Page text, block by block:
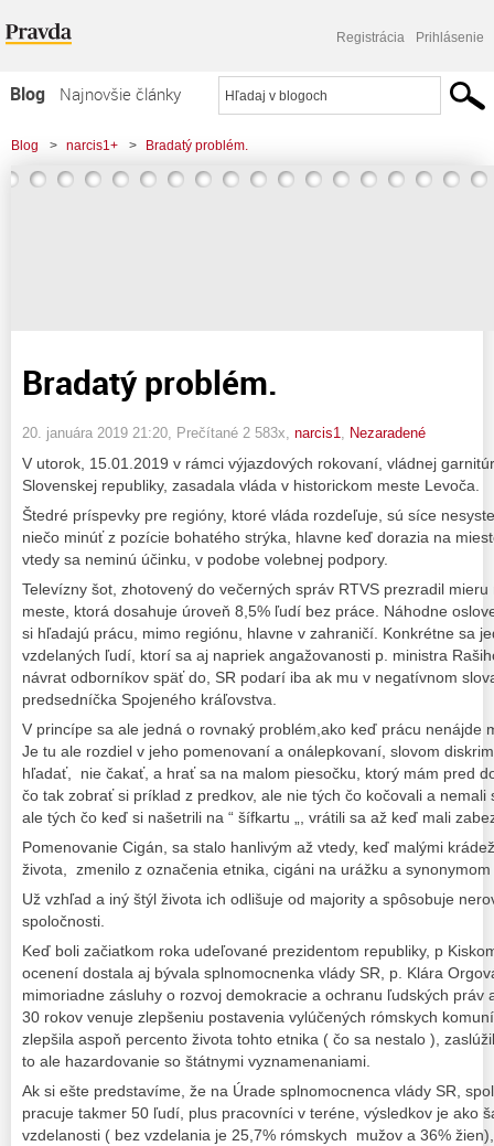
Registrácia Prihlásenie
Blog
Najnovšie články
Najčítanejšie články
Najkomentovanejšie články
Blog > narcis1+ > Bradatý problém.
Bradatý problém.
20. januára 2019 21:20 , Prečítané 2 583x, narcis1 Nezaradené
V utorok, 15.01.2019 v rámci výjazdových rokovaní, vládnej
Slovenskej republiky, zasadala vláda v historickom meste Levoča.
Štedré príspevky pre regióny, ktoré vláda rozdeľuje, sú síce
niečo minúť z pozície bohatého strýka, hlavne keď dorazia na
vtedy sa neminú účinku, v podobe volebnej podpory.
Televízny šot, zhotovený do večerných správ RTVS prezradil
meste, ktorá dosahuje úroveň 8,5% ľudí bez práce. Náhodne
si hľadajú prácu, mimo regiónu, hlavne v zahraničí. Konkrétne sa
vzdelaných ľudí, ktorí sa aj napriek angažovanosti p. ministra
návrat odborníkov späť do, SR podarí iba ak mu v negatívnom
predsedníčka Spojeného kráľovstva.
V princípe sa ale jedná o rovnaký problém,ako keď prácu nenájde
Je tu ale rozdiel v jeho pomenovaní a onálepkovaní, slovom
hľadať, nie čakať, a hrať sa na malom piesočku, ktorý mám pred
čo tak zobrať si príklad z predkov, ale nie tých čo kočovali a
ale tých čo keď si našetrili na “ šífkartu „, vrátili sa až keď mali
Pomenovanie Cigán, sa stalo hanlivým až vtedy, keď malými
života, zmenilo z označenia etnika, cigáni na urážku a
Už vzhľad a iný štýl života ich odlišuje od majority a spôsobuje
spoločnosti.
Keď boli začiatkom roka udeľované prezidentom republiky, p
ocenení dostala aj bývala splnomocnenka vlády SR, p. Klára
mimoriadne zásluhy o rozvoj demokracie a ochranu ľudských práv
30 rokov venuje zlepšeniu postavenia vylúčených rómskych
zlepšila aspoň percento života tohto etnika ( čo sa nestalo ),
to ale hazardovanie so štátnymi vyznamenaniami.
Ak si ešte predstavíme, že na Úrade splnomocnenca vlády SR,
pracuje takmer 50 ľudí, plus pracovníci v teréne, výsledkov je ako
vzdelanosti ( bez vzdelania je 25,7% rómskych mužov a 36%